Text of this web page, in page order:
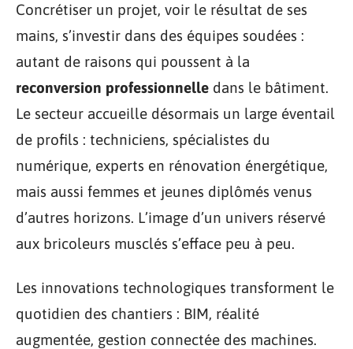
Concrétiser un projet, voir le résultat de ses
mains, s’investir dans des équipes soudées :
autant de raisons qui poussent à la
reconversion professionnelle dans le bâtiment.
Le secteur accueille désormais un large éventail
de profils : techniciens, spécialistes du
numérique, experts en rénovation énergétique,
mais aussi femmes et jeunes diplômés venus
d’autres horizons. L’image d’un univers réservé
aux bricoleurs musclés s’efface peu à peu.
Les innovations technologiques transforment le
quotidien des chantiers : BIM, réalité
augmentée, gestion connectée des machines.